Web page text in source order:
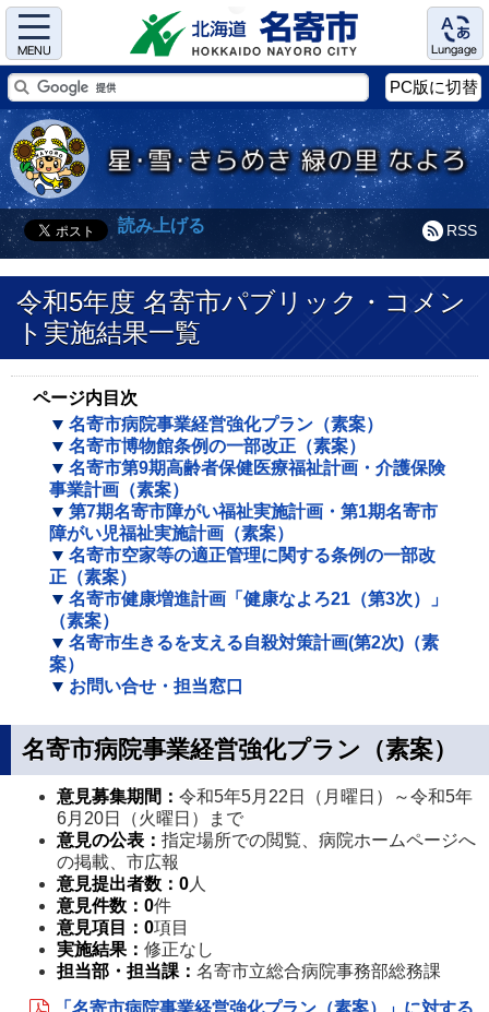
Menu Language
PC版に切替
RSS
読み上げる
令和5年度 名寄市パブリック・コメン
ト実施結果一覧
ページ内目次
名寄市病院事業経営強化プラン（素案）
名寄市博物館条例の一部改正（素案）
名寄市第9期高齢者保健医療福祉計画・介護保険
事業計画（素案）
第7期名寄市障がい福祉実施計画・第1期名寄市
障がい児福祉実施計画（素案）
名寄市空家等の適正管理に関する条例の一部改
正（素案）
名寄市健康増進計画「健康なよろ21（第3次）」
（素案）
名寄市生きるを支える自殺対策計画(第2次)（素
案）
お問い合せ・担当窓口
名寄市病院事業経営強化プラン（素案）
意見募集期間： 令和5年5月22日（月曜日）～令和5年
6月20日（火曜日）まで
意見の公表： 指定場所での閲覧、病院ホームページへ
の掲載、市広報
意見提出者数 ： 0 人
意見件数 ：0件
意見項目
：0項目
実施結果： 修正なし
担当部・担当課 ： 名寄市立総合病院事務部総務課
「名寄市病院事業経営強化プラン（素案）」に対する